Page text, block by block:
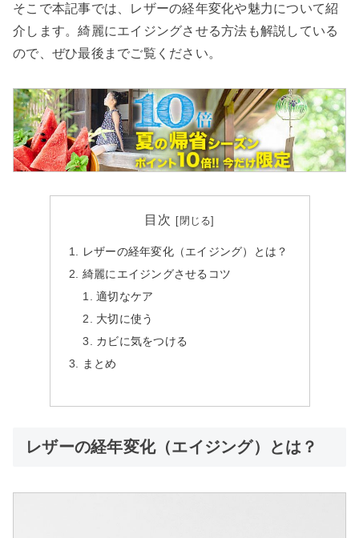
そこで本記事では、レザーの経年変化や魅力について紹
介します。綺麗にエイジングさせる方法も解説している
ので、ぜひ最後までご覧ください。
目次
レザーの経年変化（エイジング）とは？
綺麗にエイジングさせるコツ
適切なケア
大切に使う
カビに気をつける
まとめ
レザーの経年変化（エイジング）とは？